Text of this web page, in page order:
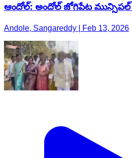
ఆందోల్: అందోల్ జోగిపేట మున్సిపల్
Andole, Sangareddy | Feb 13, 2026